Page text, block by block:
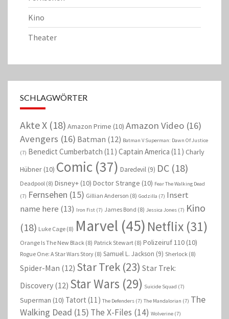
Kino
Theater
SCHLAGWÖRTER
Akte X (18) Amazon Prime (10) Amazon Video (16)
Avengers (16) Batman (12) Batman V Superman: Dawn Of Justice
(7) Benedict Cumberbatch (11) Captain America (11) Charly
Hübner (10) Comic (37) Daredevil (9) DC (18)
Deadpool (8) Disney+ (10) Doctor Strange (10) Fear The Walking Dead
(7) Fernsehen (15) Gillian Anderson (8) Godzilla (7) Insert
name here (13) Iron Fist (7) James Bond (8) Jessica Jones (7) Kino
(18) Luke Cage (8) Marvel (45) Netflix (31)
Orange Is The New Black (8) Patrick Stewart (8) Polizeiruf 110 (10)
Rogue One: A Star Wars Story (8) Samuel L. Jackson (9) Sherlock (8)
Spider-Man (12) Star Trek (23) Star Trek:
Discovery (12) Star Wars (29) Suicide Squad (7)
Superman (10) Tatort (11) The Defenders (7) The Mandalorian (7) The
Walking Dead (15) The X-Files (14) Wolverine (7)